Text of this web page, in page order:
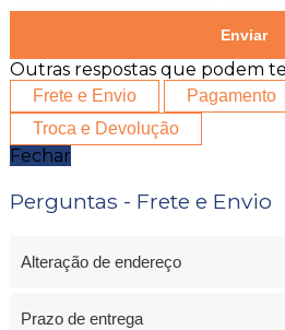
Enviar
Outras respostas que podem
Frete e Envio
Pagamento
Troca e Devolução
Fechar
Perguntas - Frete e Envio
Alteração de endereço
Prazo de entrega